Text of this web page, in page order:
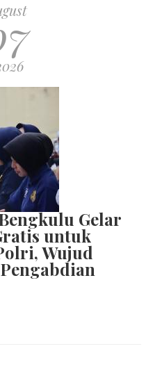
Gelar
untuk
Wujud